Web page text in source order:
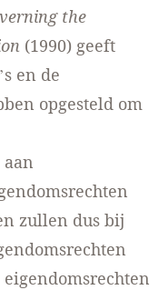
the
(1990) geeft
en de
opgesteld om
zullen dus bij